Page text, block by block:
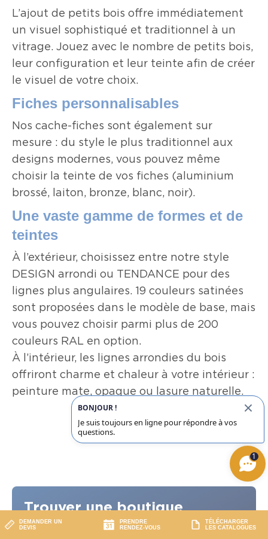
L’ajout de petits bois offre immédiatement
un visuel sophistiqué et traditionnel à un
vitrage. Jouez avec le nombre de petits bois,
leur configuration et leur teinte afin de créer
le visuel de votre choix.
Fiches personnalisables
Nos cache-fiches sont également sur
mesure : du style le plus traditionnel aux
designs modernes, vous pouvez même
choisir la teinte de vos fiches (aluminium
brossé, laiton, bronze, blanc, noir).
Une vaste gamme de formes et de
teintes
À l’extérieur, choisissez entre notre style
DESIGN arrondi ou TENDANCE pour des
lignes plus angulaires. 19 couleurs satinées
sont proposées dans le modèle de base, mais
vous pouvez choisir parmi plus de 200
couleurs RAL en option.
À l’intérieur, les lignes arrondies du bois
offriront charme et chaleur à votre intérieur :
peinture mate, opaque ou lasure naturelle.
Trouver une boutique
DEMANDER UN
DEVIS
PRENDRE
RENDEZ-VOUS
TÉLÉCHARGER
LES CATALOGUES
1
BONJOUR !
Je suis toujours en ligne pour répondre à vos
questions.